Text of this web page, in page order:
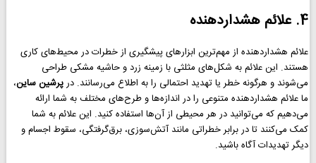
4. علائم هشداردهنده
علائم هشداردهنده از مهم‌ترین ابزارهای پیشگیری از خطرات در محیط‌های کاری
هستند. این علائم به شکل‌های مثلثی با زمینه زرد و حاشیه مشکی طراحی
می‌شوند و هرگونه خطر یا تهدید احتمالی را به اطلاع می‌رسانند. درپرشین ساین،
ما علائم هشداردهنده متنوعی را در اندازه‌ها و طرح‌های مختلف به شما ارائه
می‌دهیم که می‌توانید در هر محیطی از آن‌ها استفاده کنید. این علائم به شما
کمک می‌کنند تا در برابر خطراتی مانند آتش‌سوزی، برق‌گرفتگی، سقوط اجسام و
دیگر تهدیدات آگاه باشید.